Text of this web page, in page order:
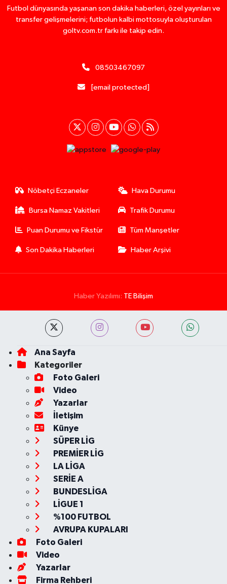
Futbol dünyasında yaşanan son dakika haberleri, özel yayınları ve
transfer gelişmelerini; futbolun kalbi mottosuyla oluşturulan
goltv.com.tr farkı ile takip edin.
08503467097
[email protected]
Nöbetçi Eczaneler Hava Durumu
Bursa Namaz Vakitleri Trafik Durumu
Puan Durumu ve Fikstür Tüm Manşetler
Son Dakika Haberleri Haber Arşivi
Haber Yazılımı: TE Bilişim
Ana Sayfa
Kategoriler
Foto Galeri
Video
Yazarlar
İletişim
Künye
SÜPER LİG
PREMİER LİG
LA LİGA
SERİE A
BUNDESLİGA
LİGUE 1
%100 FUTBOL
AVRUPA KUPALARI
Foto Galeri
Video
Yazarlar
Firma Rehberi